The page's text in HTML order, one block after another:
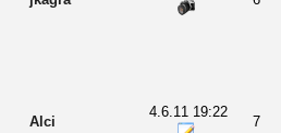
Alci
4.6.11 19:22
7